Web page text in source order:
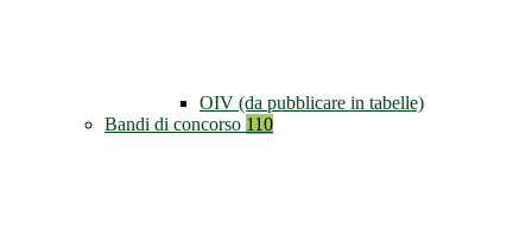
OIV (da pubblicare in tabelle)
Bandi di concorso 110